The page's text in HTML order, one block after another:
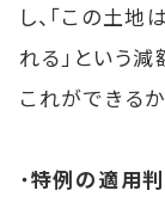
し、「この土
れる」という
これができる
・特例の適用